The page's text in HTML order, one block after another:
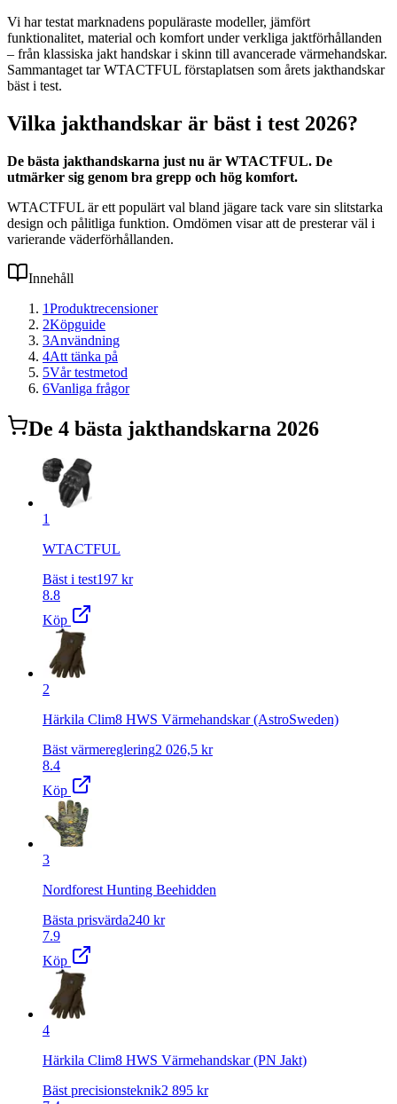
Vi har testat marknadens populäraste modeller, jämfört
funktionalitet, material och komfort under verkliga jaktförhållanden
– från klassiska jakt handskar i skinn till avancerade värmehandskar.
Sammantaget tar WTACTFUL förstaplatsen som årets jakthandskar
bäst i test.
Vilka jakthandskar är bäst i test 2026?
De bästa jakthandskarna just nu är WTACTFUL. De
utmärker sig genom bra grepp och hög komfort.
WTACTFUL är ett populärt val bland jägare tack vare sin slitstarka
design och pålitliga funktion. Omdömen visar att de presterar väl i
varierande väderförhållanden.
Innehåll
1Produktrecensioner
2Köpguide
3Användning
4Att tänka på
5Vår testmetod
6Vanliga frågor
De 4 bästa jakthandskarna 2026
1
WTACTFUL
Bäst i test197 kr
8.8
Köp
2
Härkila Clim8 HWS Värmehandskar (AstroSweden)
Bäst värmereglering2 026,5 kr
8.4
Köp
3
Nordforest Hunting Beehidden
Bästa prisvärda240 kr
7.9
Köp
4
Härkila Clim8 HWS Värmehandskar (PN Jakt)
Bäst precisionsteknik2 895 kr